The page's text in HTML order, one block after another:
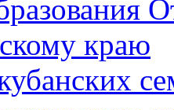
краю